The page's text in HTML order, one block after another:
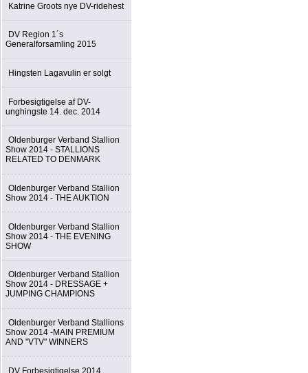
Katrine Groots nye DV-ridehest
DV Region 1´s
Generalforsamling 2015
Hingsten Lagavulin er solgt
Forbesigtigelse af DV-
unghingste 14. dec. 2014
Oldenburger Verband Stallion
Show 2014 - STALLIONS
RELATED TO DENMARK
Oldenburger Verband Stallion
Show 2014 - THE AUKTION
Oldenburger Verband Stallion
Show 2014 - THE EVENING
SHOW
Oldenburger Verband Stallion
Show 2014 - DRESSAGE +
JUMPING CHAMPIONS
Oldenburger Verband Stallions
Show 2014 -MAIN PREMIUM
AND "VTV" WINNERS
DV Forbesigtigelse 2014